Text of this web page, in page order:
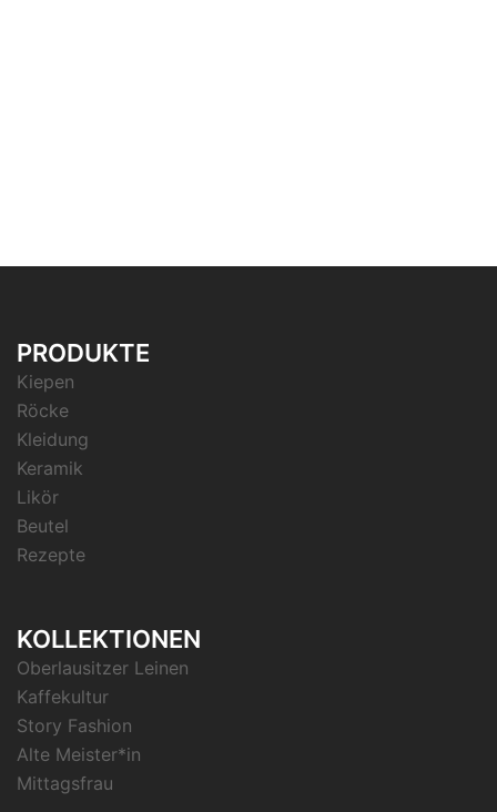
PRODUKTE
Kiepen
Röcke
Kleidung
Keramik
Likör
Beutel
Rezepte
KOLLEKTIONEN
Oberlausitzer Leinen
Kaffekultur
Story Fashion
Alte Meister*in
Mittagsfrau